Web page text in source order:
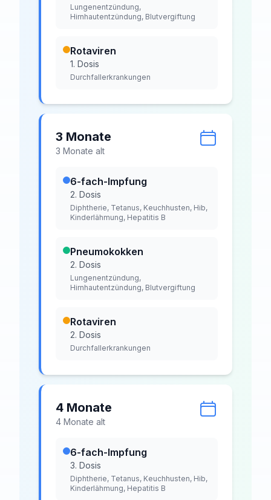
Lungenentzündung,
Hirnhautentzündung, Blutvergiftung
Rotaviren
1. Dosis
Durchfallerkrankungen
3 Monate
3 Monate alt
6-fach-Impfung
2. Dosis
Diphtherie, Tetanus, Keuchhusten, Hib,
Kinderlähmung, Hepatitis B
Pneumokokken
2. Dosis
Lungenentzündung,
Hirnhautentzündung, Blutvergiftung
Rotaviren
2. Dosis
Durchfallerkrankungen
4 Monate
4 Monate alt
6-fach-Impfung
3. Dosis
Diphtherie, Tetanus, Keuchhusten, Hib,
Kinderlähmung, Hepatitis B